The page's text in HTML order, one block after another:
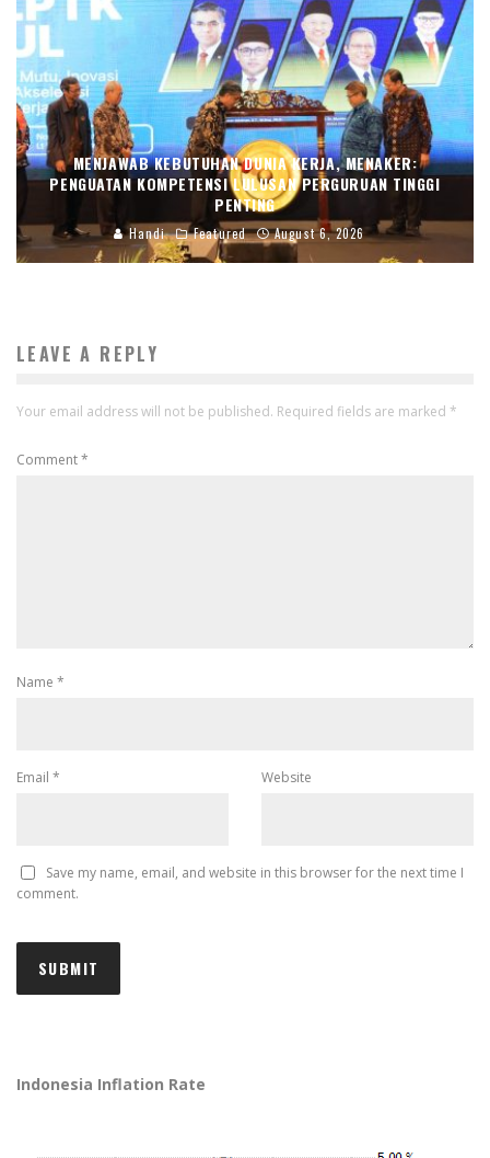
MENJAWAB KEBUTUHAN DUNIA KERJA, MENAKER:
PENGUATAN KOMPETENSI LULUSAN PERGURUAN TINGGI
PENTING
Handi Featured August 6, 2026
LEAVE A REPLY
Your email address will not be published. Required fields are marked *
Comment*
Name *
Email * Website
Save my name, email, and website in this browser for the next time I
comment.
Indonesia Inflation Rate